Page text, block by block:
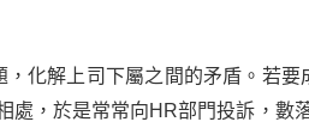
化解上司下屬之間的矛盾。若
，於是常常向HR部門投訴，數